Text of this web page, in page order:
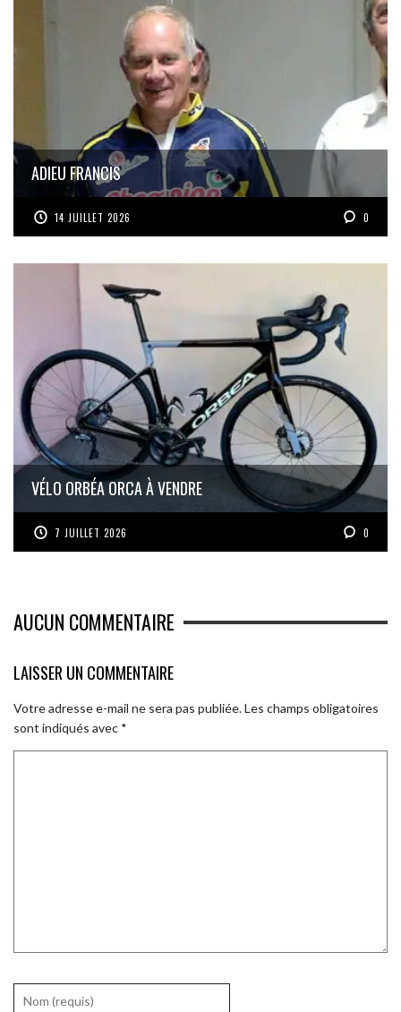
ADIEU FRANCIS
14 JUILLET 2026 0
VÉLO ORBÉA ORCA À VENDRE
7 JUILLET 2026 0
AUCUN COMMENTAIRE
LAISSER UN COMMENTAIRE
Votre adresse e-mail ne sera pas publiée.Les champs obligatoires
sont indiqués avec *